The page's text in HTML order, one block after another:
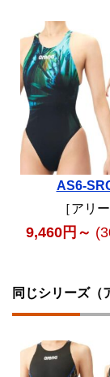
AS6-
［アリー
9,460円～
同じシリーズ（